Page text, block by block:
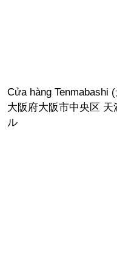
Cửa hàng Tenmabashi
大阪府大阪市中央区
ル